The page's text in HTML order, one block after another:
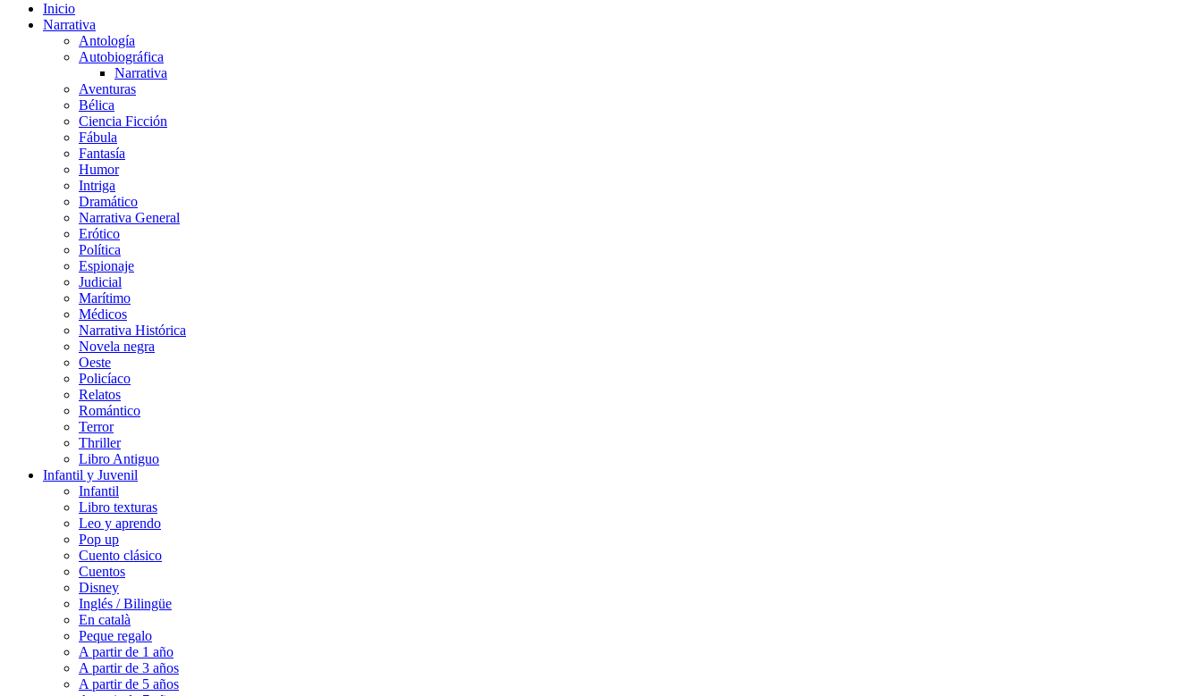
Inicio
Narrativa
Antología
Autobiográfica
Narrativa
Aventuras
Bélica
Ciencia Ficción
Fábula
Fantasía
Humor
Intriga
Dramático
Narrativa General
Erótico
Política
Espionaje
Judicial
Marítimo
Médicos
Narrativa Histórica
Novela negra
Oeste
Policíaco
Relatos
Romántico
Terror
Thriller
Libro Antiguo
Infantil y Juvenil
Infantil
Libro texturas
Leo y aprendo
Pop up
Cuento clásico
Cuentos
Disney
Inglés / Bilingüe
En català
Peque regalo
A partir de 1 año
A partir de 3 años
A partir de 5 años